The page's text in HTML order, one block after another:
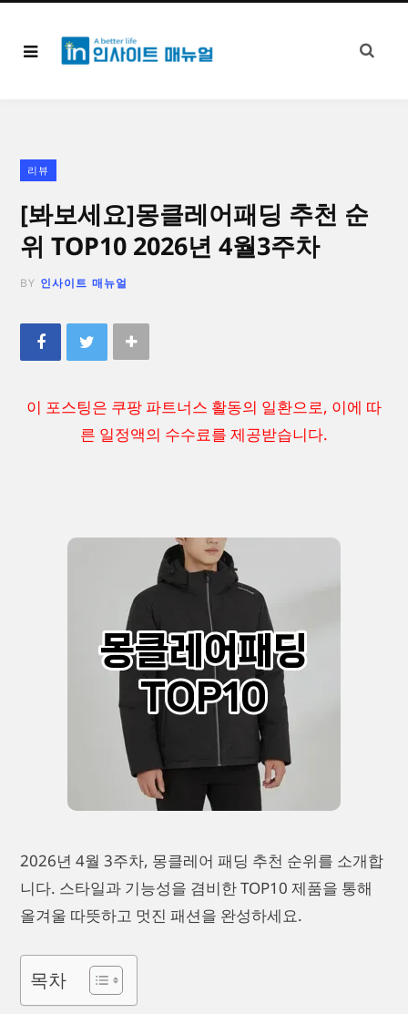
리뷰
[봐보세요]몽클레어패딩 추천 순
위 TOP10 2026년 4월3주차
BY 인사이트 매뉴얼
이 포스팅은 쿠팡 파트너스 활동의 일환으로, 이에 따
른 일정액의 수수료를 제공받습니다.
2026년 4월 3주차, 몽클레어 패딩 추천 순위를 소개합
니다. 스타일과 기능성을 겸비한 TOP10 제품을 통해
올겨울 따뜻하고 멋진 패션을 완성하세요.
목차